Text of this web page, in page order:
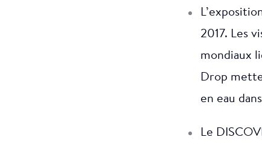
2017. Les
mondiaux
Drop
en eau
Le